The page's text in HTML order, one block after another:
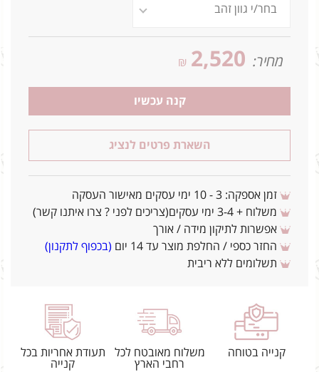
מחיר: 2,520
₪
קנה עכשיו
השארת פרטים לנציג
זמן אספקה: 3 - 10 ימי עסקים מאישור העסקה
משלוח + 3-4 ימי עסקים(צריכים לפני ? צרו איתנו קשר)
אפשרות לתיקון מידה / אורך
החזר כספי / החלפת מוצר עד 14 יום
(בכפוף לתקנון)
תשלומים ללא ריבית
קנייה בטוחה
משלוח מאובטח לכל
רחבי הארץ
תעודת אחריות בכל
קנייה